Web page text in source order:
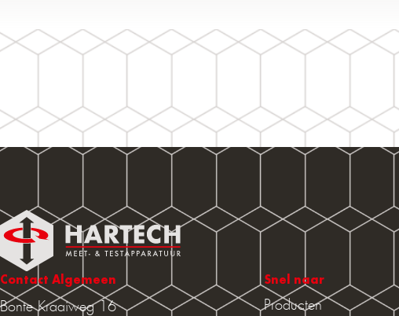
Contact Algemeen
Bonte Kraaiweg 16
Snel naar
Producten